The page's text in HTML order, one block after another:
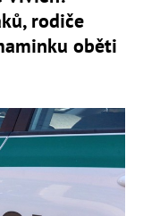
rodiče
oběti